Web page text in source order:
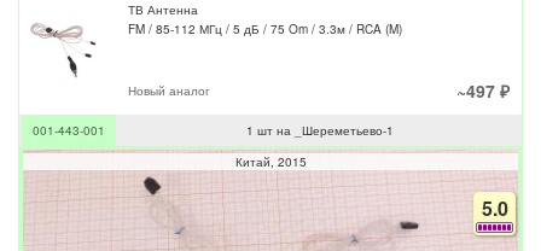
ТВ Антенна
FM / 85-112 МГц / 5 дБ / 75 Om / 3.3м / RCA (M)
Новый аналог ~497 ₽
001-443-001
1 шт на _Шереметьево-1
Китай 2015
5.0